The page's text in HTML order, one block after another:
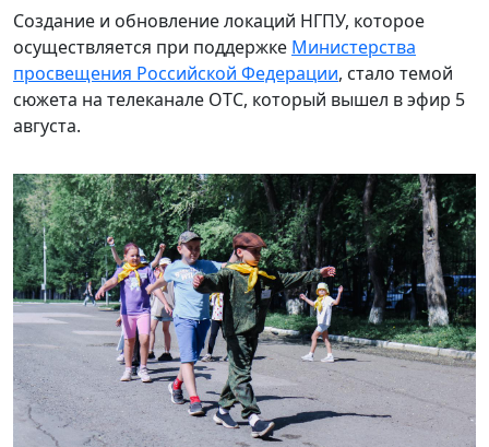
Создание и обновление локаций НГПУ, которое
осуществляется при поддержке Министерства
просвещения Российской Федерации, стало темой
сюжета на телеканале ОТС, который вышел в эфир 5
августа.